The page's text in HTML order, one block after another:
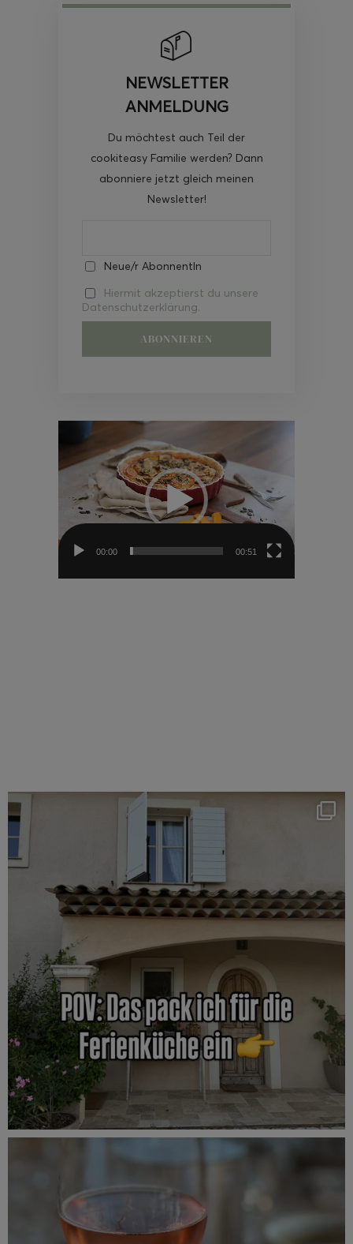
NEWSLETTER
ANMELDUNG
Du möchtest auch Teil der
cookiteasy Familie werden? Dann
abonniere jetzt gleich meinen
Newsletter!
Neue/r AbonnentIn
Hiermit akzeptierst du unsere
Datenschutzerklärung.
Video-
00:00 00:51